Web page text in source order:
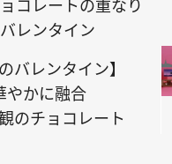
コレートの重なり
レンタイン
バレンタイン】
やかに融合
のチョコレート